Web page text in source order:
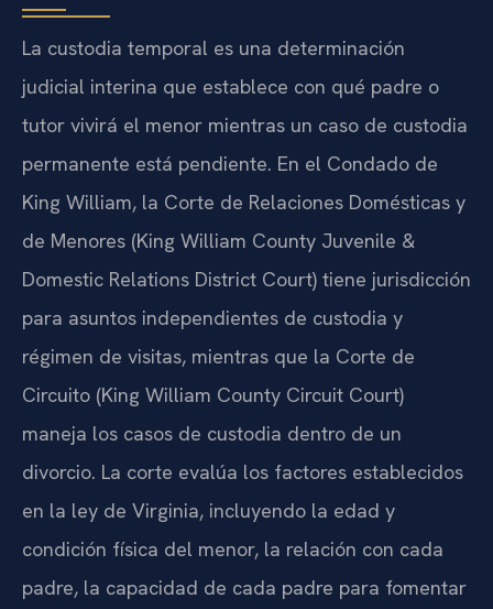
La custodia temporal es una determinación
judicial interina que establece con qué padre o
tutor vivirá el menor mientras un caso de custodia
permanente está pendiente. En el Condado de
King William, la Corte de Relaciones Domésticas y
de Menores (King William County Juvenile &
Domestic Relations District Court) tiene jurisdicción
para asuntos independientes de custodia y
régimen de visitas, mientras que la Corte de
Circuito (King William County Circuit Court)
maneja los casos de custodia dentro de un
divorcio. La corte evalúa los factores establecidos
en la ley de Virginia, incluyendo la edad y
condición física del menor, la relación con cada
padre, la capacidad de cada padre para fomentar